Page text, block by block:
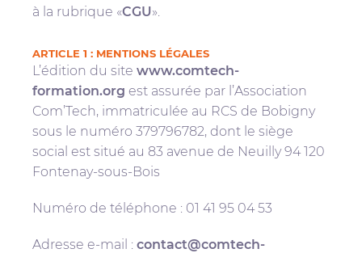
à la rubrique «CGU».
ARTICLE 1 : MENTIONS LÉGALES
L’édition du site www.comtech-
formation.org est assurée par l’Association
Com’Tech, immatriculée au RCS de Bobigny
sous le numéro 379796782, dont le siège
social est situé au 83 avenue de Neuilly 94 120
Fontenay-sous-Bois
Numéro de téléphone : 01 41 95 04 53
Adresse e-mail : contact@comtech-